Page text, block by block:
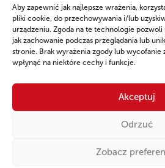
Aby zapewnić jak najlepsze wrażenia,
pliki cookie, do przechowywania i/lub
urządzeniu. Zgoda na te technologie
jak zachowanie podczas przeglądania lub
stronie. Brak wyrażenia zgody lub wycofanie
wpłynąć na niektóre cechy i funkcje.
Akceptuj
Odrzuć
Zobacz
przedsiębiorców z regionu
Pożyczki unijne dla